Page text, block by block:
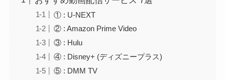
① : U-NEXT
② : Amazon Prime Video
③ : Hulu
④ : Disney+ (ディズニープラス)
⑤ : DMM TV